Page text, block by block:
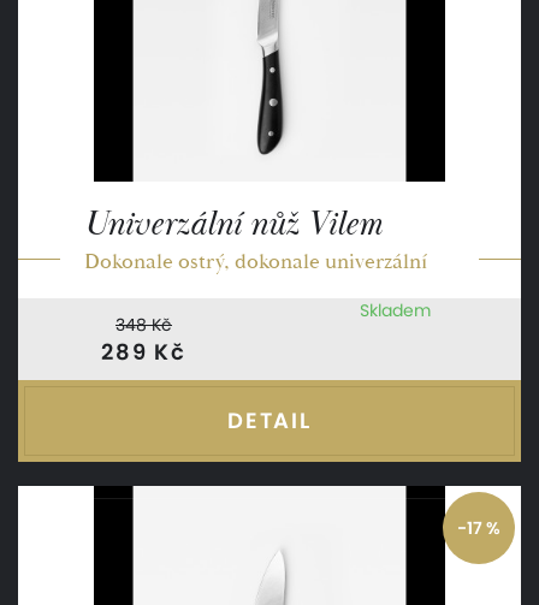
Univerzální nůž Vilem
Dokonale ostrý, dokonale univerzální
348 Kč
289 Kč
Skladem
DETAIL
-17 %